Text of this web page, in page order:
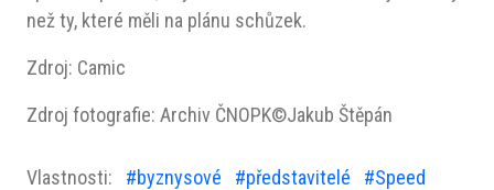
než ty, které měli na plánu schůzek.
Zdroj: Camic
Zdroj fotografie: Archiv ČNOPK©Jakub Štěpán
Vlastnosti:
#byznysové
#představitelé
#Speed